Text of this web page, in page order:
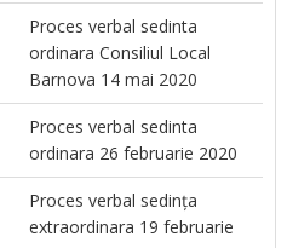
Proces verbal sedinta
ordinara Consiliul Local
Barnova 14 mai 2020
Proces verbal sedinta
ordinara 26 februarie 2020
Proces verbal sedința
extraordinara 19 februarie